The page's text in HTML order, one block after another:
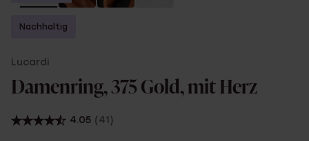
Nachhaltig
Lucardi
Damenring, 375 Gold, mit Herz
4.05 (41)